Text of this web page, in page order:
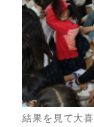
結果を見て大